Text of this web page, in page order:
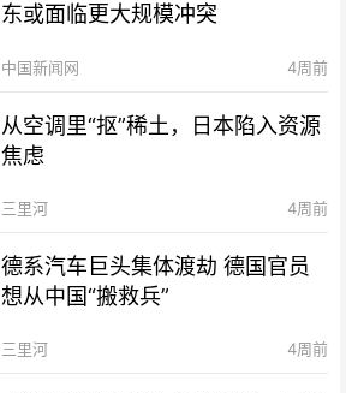
东或面临更大规模冲突
中国新闻网 4周前
从空调里“抠”稀土，日本陷入资源
焦虑
三里河 4周前
德系汽车巨头集体渡劫 德国官员
想从中国“搬救兵”
三里河 4周前